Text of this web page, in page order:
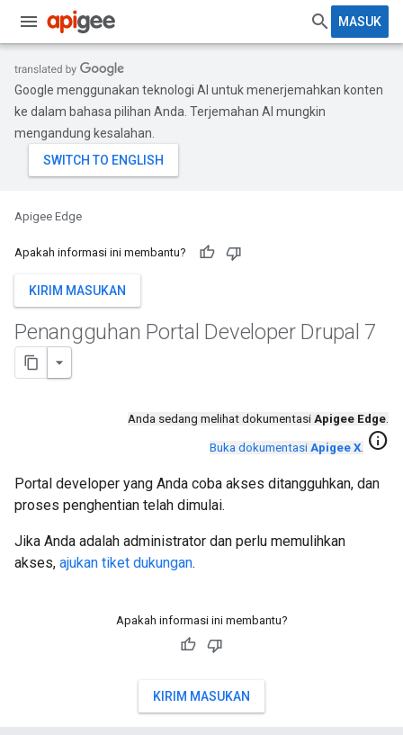
MASUK
Google menggunakan teknologi AI untuk menerjemahkan konten
ke dalam bahasa pilihan Anda. Terjemahan AI mungkin
mengandung kesalahan.
Apigee Edge
Apakah informasi ini membantu?
KIRIM MASUKAN
Penangguhan Portal Developer Drupal 7
Anda sedang melihat dokumentasi Apigee Edge.
Buka dokumentasi Apigee X. info
Portal developer yang Anda coba akses ditangguhkan, dan
proses penghentian telah dimulai.
Jika Anda adalah administrator dan perlu memulihkan
akses, ajukan tiket dukungan.
Apakah informasi ini membantu?
KIRIM MASUKAN